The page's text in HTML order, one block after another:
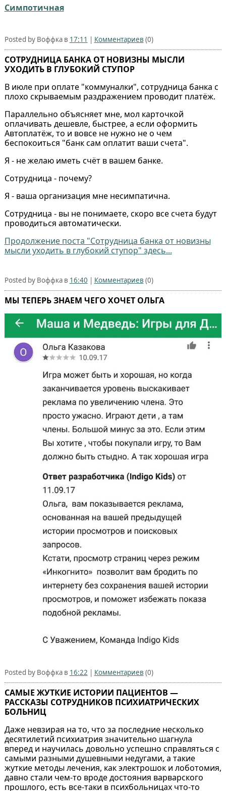
Симпотичная
Posted by Воффка в 17:11 | Комментариев (0)
СОТРУДНИЦА БАНКА ОТ НОВИЗНЫ МЫСЛИ
УХОДИТЬ В ГЛУБОКИЙ СТУПОР
В июле при оплате "коммуналки", сотрудница банка с
плохо скрываемым раздражением проводит платёж.
Параллельно объясняет мне, мол карточкой
оплачивать дешевле, быстрее, а если оформить
Автоплатёж, то и вовсе не нужно не о чем
беспокоиться "банк сам оплатит ваши счета".
Я - не желаю иметь счёт в вашем банке.
Сотрудница - почему?
Я - ваша организация мне несимпатична.
Сотрудница - вы не понимаете, скоро все счета будут
проводиться автоматически.
Продолжение поста "Сотрудница банка от новизны
мысли уходить в глубокий ступор" здесь...
Posted by Воффка в 16:40 | Комментариев (0)
МЫ ТЕПЕРЬ ЗНАЕМ ЧЕГО ХОЧЕТ ОЛЬГА
Posted by Воффка в 16:22 | Комментариев (0)
САМЫЕ ЖУТКИЕ ИСТОРИИ ПАЦИЕНТОВ —
РАССКАЗЫ СОТРУДНИКОВ ПСИХИАТРИЧЕСКИХ
БОЛЬНИЦ
Даже невзирая на то, что за последние несколько
десятилетий психиатрия значительно шагнула
вперед и научилась довольно успешно справляться с
самыми разными душевными недугами, а такие
жуткие методы лечения, как электрошок и лоботомия,
давно стали чем-то вроде достояния варварского
прошлого, есть все-таки в психбольницах что-то